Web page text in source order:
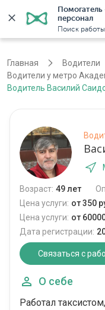
персонал
Поиск
Главная Водители
Водители у метро
Водитель Василий
Возраст: 49 лет
Цена услуги: от 350
Цена услуги: от
Дата регистрации:
Связаться с
О себе
Работал